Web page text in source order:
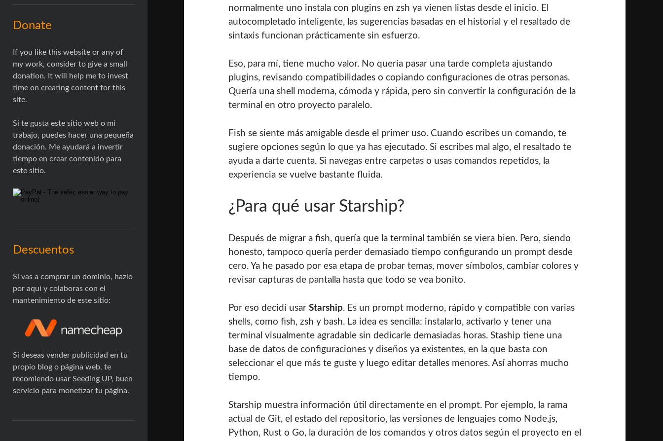
Donate
If you like this website or any of
my work, consider to give a small
donation. It will help me to invest
time on creating content for this
site.
Si te gusta este sitio web o mi
trabajo, puedes hacer una pequeña
donación. Me ayudará a invertir
tiempo en crear contenido para
este sitio.
Descuentos
Si vas a comprar un dominio, hazlo
por aquí y colaboras con el
mantenimiento de este sitio:
Si deseas vender publicidad en tu
propio blog o página web, te
recomiendo usar Seeding UP, buen
servicio para monetizar tu página.
normalmente uno instala con plugins en zsh ya vienen listas desde el inicio. El
autocompletado inteligente, las sugerencias basadas en el historial y el resaltado de
sintaxis funcionan prácticamente sin esfuerzo.
Eso, para mí, tiene mucho valor. No quería pasar una tarde completa ajustando
plugins, revisando compatibilidades o copiando configuraciones de otras personas.
Quería una shell moderna, cómoda y rápida, pero sin convertir la configuración de la
terminal en otro proyecto paralelo.
Fish se siente más amigable desde el primer uso. Cuando escribes un comando, te
sugiere opciones según lo que ya has ejecutado. Si escribes mal algo, el resaltado te
ayuda a darte cuenta. Si navegas entre carpetas o usas comandos repetidos, la
experiencia se vuelve bastante fluida.
¿Para qué usar Starship?
Después de migrar a fish, quería que la terminal también se viera bien. Pero, siendo
honesto, tampoco quería perder demasiado tiempo configurando un prompt desde
cero. Ya he pasado por esa etapa de probar temas, mover símbolos, cambiar colores y
revisar capturas de pantalla hasta que todo se vea bonito.
Por eso decidí usar Starship. Es un prompt moderno, rápido y compatible con varias
shells, como fish, zsh y bash. La idea es sencilla: instalarlo, activarlo y tener una
terminal visualmente agradable sin dedicarle demasiadas horas. Staship tiene una
base de datos de configuraciones y diseños ya existentes, en la que basta con
seleccionar el que más te guste y luego editar detalles menores. Así ahorras mucho
tiempo.
Starship muestra información útil directamente en el prompt. Por ejemplo, la rama
actual de Git, el estado del repositorio, las versiones de lenguajes como Node.js,
Python, Rust o Go, la duración de los comandos y otros datos según el proyecto en el